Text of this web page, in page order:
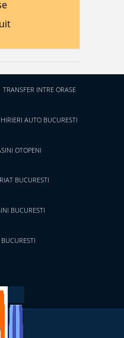
TRANSFER INTRE ORASE
AUTO BUCURESTI
OTOPENI
BUCURESTI
BUCURESTI